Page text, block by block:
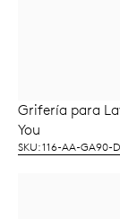
Grifería para
You
SKU: 116-AA-GA90-